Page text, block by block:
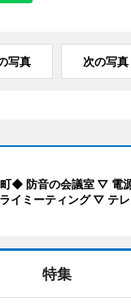
写真 次の写真
◆ 防音の会議室 ▽ 電
イミーティング ▽ テ
特集